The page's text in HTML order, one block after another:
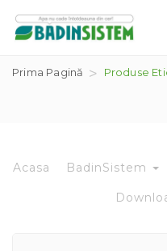
Prima Pagină Produse
Acasa BadinSistem